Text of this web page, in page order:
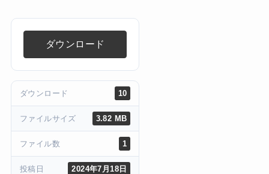
ダウンロード
ダウンロード 10
ファイルサイズ 3.82 MB
ファイル数 1
投稿日 2024年7月18日